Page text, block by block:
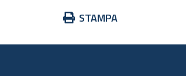
Azioni
documento
STAMPA